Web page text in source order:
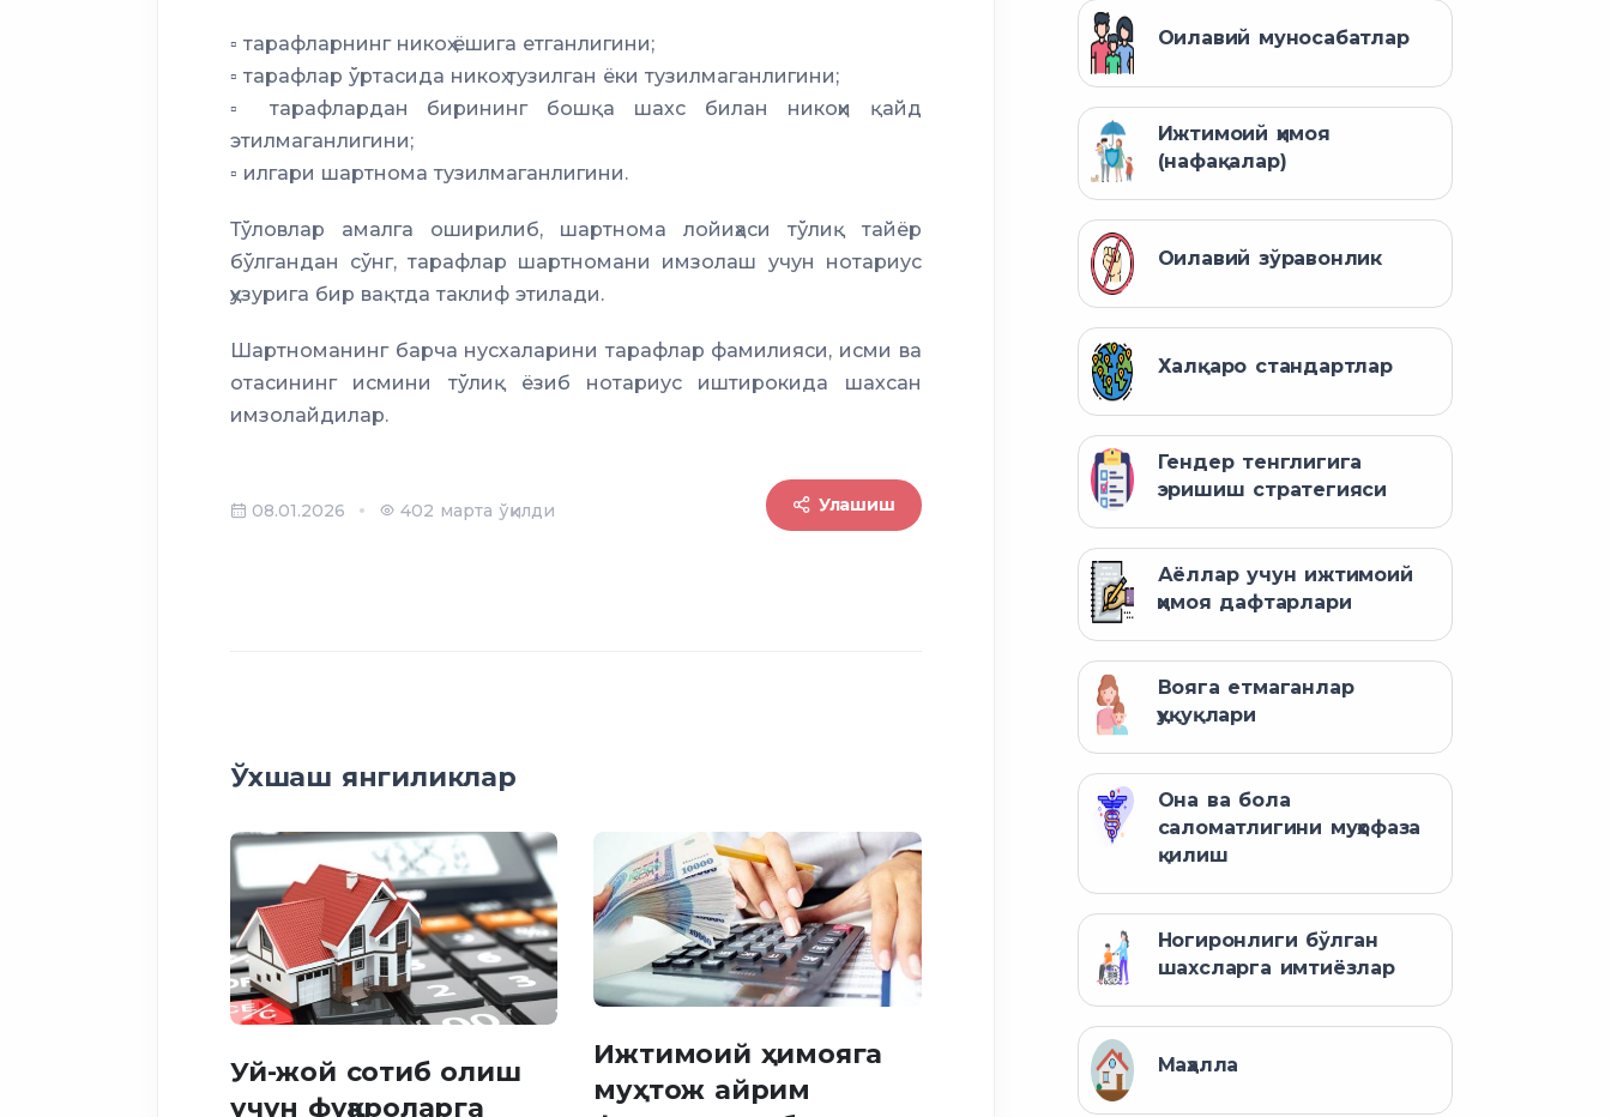
▫️ тарафларнинг никоҳ ёшига етганлигини;
▫️ тарафлар ўртасида никоҳ тузилган ёки тузилмаганлигини;
▫️ тарафлардан бирининг бошқа шахс билан никоҳи қайд
этилмаганлигини;
▫️ илгари шартнома тузилмаганлигини.
Тўловлар амалга оширилиб, шартнома лойиҳаси тўлиқ тайёр
бўлгандан сўнг, тарафлар шартномани имзолаш учун нотариус
ҳузурига бир вақтда таклиф этилади.
Шартноманинг барча нусхаларини тарафлар фамилияси, исми ва
отасининг исмини тўлиқ ёзиб нотариус иштирокида шахсан
имзолайдилар.
08.01.2026 402 марта ўқилди Улашиш
Ўхшаш янгиликлар
Уй-жой сотиб олиш
учун фуқароларга
Ижтимоий ҳимояга
муҳтож айрим
Оилавий муносабатлар
Ижтимоий ҳимоя
(нафақалар)
Оилавий зўравонлик
Халқаро стандартлар
Гендер тенглигига
эришиш стратегияси
Аёллар учун ижтимоий
ҳимоя дафтарлари
Вояга етмаганлар
ҳуқуқлари
Она ва бола
саломатлигини муҳофаза
қилиш
Ногиронлиги бўлган
шахсларга имтиёзлар
Маҳалла